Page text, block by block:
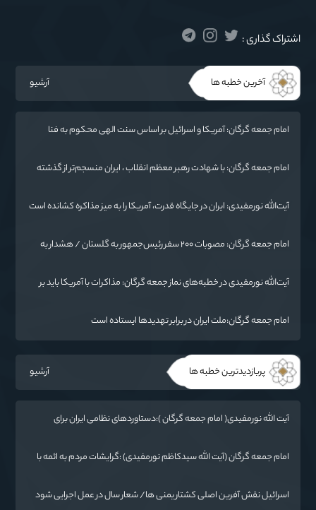
اشتراک گذاری :
آخرین خطبه ها آرشیو
امام جمعه گرگان: آمریکا و اسرائیل بر اساس سنت الهی محکوم به فنا
امام جمعه گرگان: با شهادت رهبر معظم انقلاب ، ایران منسجم‌تر از گذشته
آیت‌الله نورمفیدی: ایران در جایگاه قدرت، آمریکا را به میز مذاکره کشانده است
امام جمعه گرگان: مصوبات ۲۰۰ سفر رئیس‌جمهور به گلستان / هشدار به
آیت‌الله نورمفیدی در خطبه‌های نماز جمعه گرگان: مذاکرات با آمریکا باید بر
امام جمعه گرگان:ملت ایران در برابر تهدیدها ایستاده است
پربازدیدترین خطبه ها آرشیو
آیت الله نورمفیدی( امام جمعه گرگان ):دستاوردهای نظامی ایران برای
امام جمعه گرگان (آیت الله سیدکاظم نورمفیدی) :گرایشات مردم به ائمه با
اسرائیل نقش آفرین اصلی کشتار یمنی ها/ شعار سال در عمل اجرایی شود